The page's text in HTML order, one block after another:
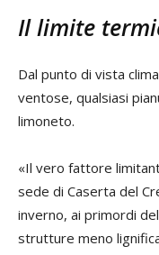
Il limite
Dal punto di vista
ventose, qualsiasi
limoneto.
«Il vero fattore
sede di Caserta del
inverno, ai primordi
strutture meno